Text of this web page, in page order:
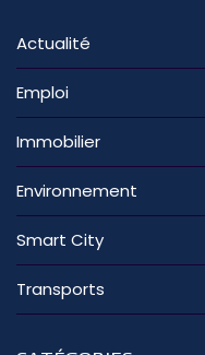
Actualité
Emploi
Immobilier
Environnement
Smart City
Transports